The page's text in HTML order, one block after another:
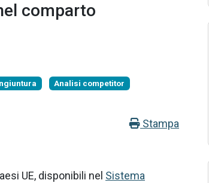
comparto
Analisi competitor
Stampa
UE, disponibili nel Sistema